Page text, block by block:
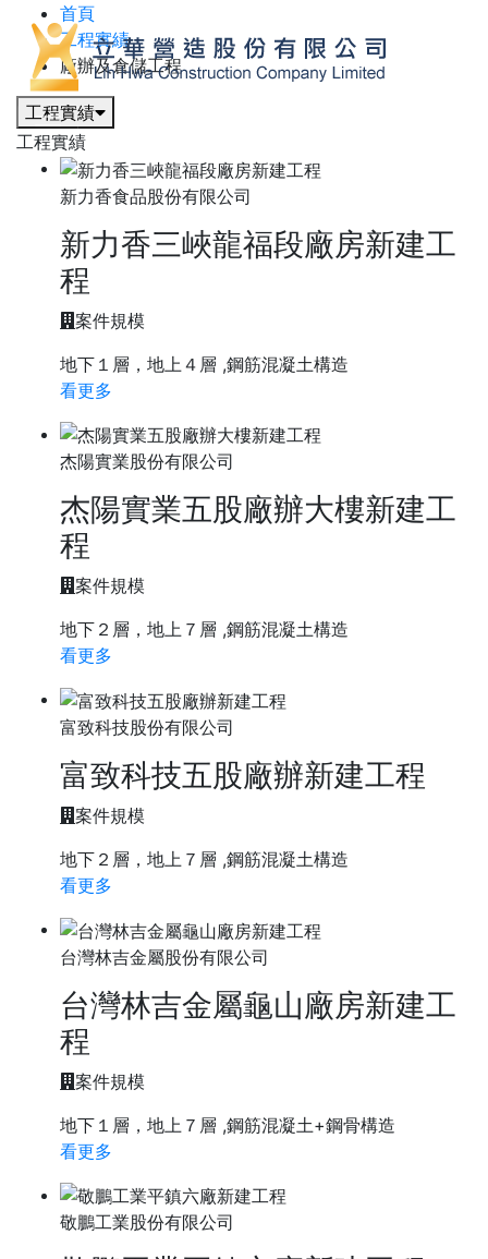
首頁
工程實績
廠辦及倉儲工程
工程實績
工程實績
新力香食品股份有限公司
新力香三峽龍福段廠房新建工
程
案件規模
地下１層，地上４層 ,鋼筋混凝土構造
看更多
杰陽實業股份有限公司
杰陽實業五股廠辦大樓新建工
程
案件規模
地下２層，地上７層 ,鋼筋混凝土構造
看更多
富致科技股份有限公司
富致科技五股廠辦新建工程
案件規模
地下２層，地上７層 ,鋼筋混凝土構造
看更多
台灣林吉金屬股份有限公司
台灣林吉金屬龜山廠房新建工
程
案件規模
地下１層，地上７層 ,鋼筋混凝土+鋼骨構造
看更多
敬鵬工業股份有限公司